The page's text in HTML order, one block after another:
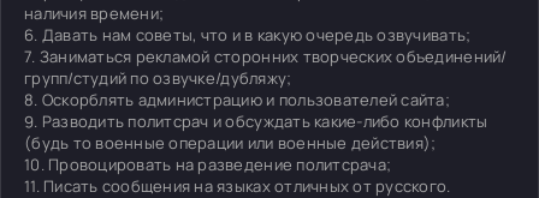
наличия времени;
6. Давать нам советы, что и в какую очередь озвучивать;
7. Заниматься рекламой сторонних творческих объединений/
групп/студий по озвучке/дубляжу;
8. Оскорблять администрацию и пользователей сайта;
9. Разводить политсрач и обсуждать какие-либо конфликты
(будь то военные операции или военные действия);
10. Провоцировать на разведение политсрача;
11. Писать сообщения на языках отличных от русского.